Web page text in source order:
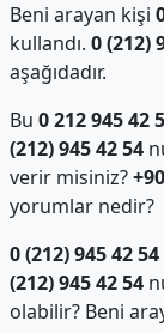
Beni arayan kişi
kullandı. 0 (212)
aşağıdadır.
Bu 0 212 945 42
(212) 945 42 54
verir misiniz?
yorumlar nedir?
0 (212) 945 42 54
(212) 945 42 54
olabilir? Beni